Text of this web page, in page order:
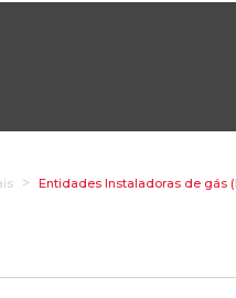
Entidades Instaladoras de gás